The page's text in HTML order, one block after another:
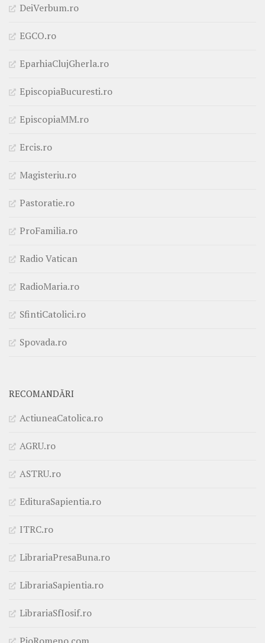
DeiVerbum.ro
EGCO.ro
EparhiaClujGherla.ro
EpiscopiaBucuresti.ro
EpiscopiaMM.ro
Ercis.ro
Magisteriu.ro
Pastoratie.ro
ProFamilia.ro
Radio Vatican
RadioMaria.ro
SfintiCatolici.ro
Spovada.ro
RECOMANDĂRI
ActiuneaCatolica.ro
AGRU.ro
ASTRU.ro
EdituraSapientia.ro
ITRC.ro
LibrariaPresaBuna.ro
LibrariaSapientia.ro
LibrariaSfIosif.ro